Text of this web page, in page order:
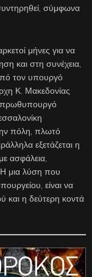
σύμφωνα
μήνες για να
και στη συνέχεια,
τον υπουργό
Κ. Μακεδονίας
πρωθυπουργό
πόλη, πλωτό
εξετάζεται η
ασφάλεια,
Η μια λύση που
είναι να
και η δεύτερη κοντά